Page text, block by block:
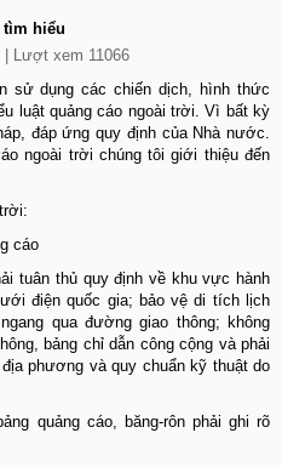
tìm hiểu
| Lượt xem 11066
sử dụng các chiến dịch, hình thức
luật quảng cáo ngoài trời. Vì bất kỳ
đáp ứng quy định của Nhà nước.
ngoài trời chúng tôi giới thiệu đến
cáo
tuân thủ quy định về khu vực hành
điện quốc gia; bảo vệ di tích lịch
qua đường giao thông; không
bảng chỉ dẫn công cộng và phải
phương và quy chuẩn kỹ thuật do
quảng cáo, băng-rôn phải ghi rõ